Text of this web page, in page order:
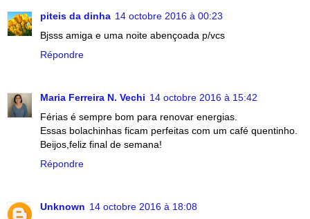
piteis da dinha 14 octobre 2016 à 00:23
Bjsss amiga e uma noite abençoada p/vcs
Répondre
Maria Ferreira N. Vechi 14 octobre 2016 à 15:42
Férias é sempre bom para renovar energias.
Essas bolachinhas ficam perfeitas com um café quentinho.
Beijos,feliz final de semana!
Répondre
Unknown 14 octobre 2016 à 18:08